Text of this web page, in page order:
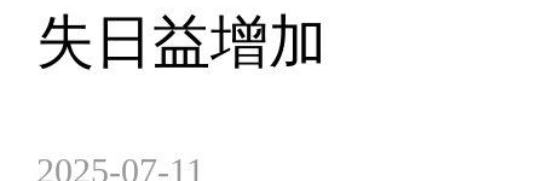
失日益增加
2025-07-11